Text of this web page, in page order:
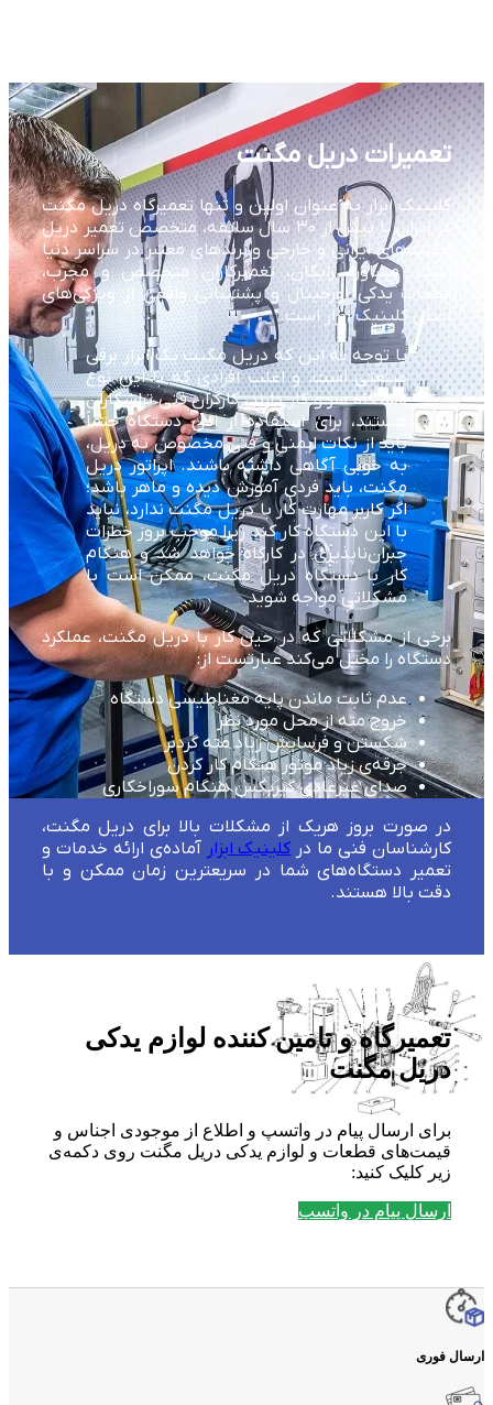
تعمیرات دریل مگنت
کلینیک ابزار به عنوان اولین و تنها تعمیرگاه دریل مگنت
در ایران با بیش از ۳۰ سال سابقه، متخصص تعمیر دریل
مگنت‌های ایرانی و خارجی و برندهای معتبر در سراسر دنیا
است. مشاوره رایگان، تعمیرکاران متخصص و مجرب،
قطعات یدکی اورجینال و پشتیبانی واقعی از ویژگی‌های
اصلی کلینیک ابزار است.
با توجه به این که دریل مگنت یک ابزار برقی
صنعتی است، و اغلب افرادی که با این نوع
دستگاه سر و کار دارند، کارگران فنی تراشکاران
هستند، برای استفاده از این دستگاه حتماً
باید از نکات ایمنی و فنی مخصوص به دریل،
به خوبی آگاهی داشته باشند. اپراتور دریل
مگنت، باید فردی آموزش دیده و ماهر باشد؛
اگر کاربر مهارت کار با دریل مگنت ندارد، نباید
با این دستگاه کار کند زیرا موجب بروز خطرات
جبران‌ناپذیری در کارگاه خواهد شد و هنگام
کار با دستگاه دریل مگنت، ممکن است با
مشکلاتی مواجه شوید.
برخی از مشکلاتی که در حین کار با دریل مگنت، عملکرد
دستگاه را مختل می‌کند عبارتست از:
عدم ثابت ماندن پایه مغناطیسی دستگاه
خروج مته از محل مورد نظر
شکستن و فرسایش زیاد مته گردبر
جرقه‌ی زیاد موتور هنگام کار کردن
صدای غیرعادی گیربکس هنگام سوراخکاری
در صورت بروز هریک از مشکلات بالا برای دریل مگنت،
کارشناسان فنی ما درکلینیک ابزار آماده‌ی ارائه خدمات و
تعمیر دستگاه‌های شما در سریعترین زمان ممکن و با
دقت بالا هستند.
تعمیرگاه و تامین کننده لوازم یدکی
دریل مگنت
برای ارسال پیام در واتسپ و اطلاع از موجودی اجناس و
قیمت‌های قطعات و لوازم یدکی دریل مگنت روی دکمه‌ی
زیر کلیک کنید:
ارسال پیام در واتسپ
ارسال فوری